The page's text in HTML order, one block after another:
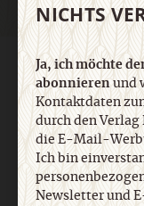
AGB und
Vertrag
NICHTS
Ja, ich möchte
abonnierenund
Kontaktdaten
durch den
die E-Mail-
Ich bin
Newsletter und